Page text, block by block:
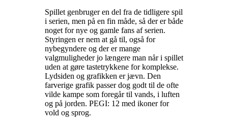
Spillet genbruger en del fra de tidligere spil
i serien, men på en fin måde, så der er både
noget for nye og gamle fans af serien.
Styringen er nem at gå til, også for
nybegyndere og der er mange
valgmuligheder jo længere man når i spillet
uden at gøre tastetrykkene for komplekse.
Lydsiden og grafikken er jævn. Den
farverige grafik passer dog godt til de ofte
vilde kampe som foregår til vands, i luften
og på jorden. PEGI: 12 med ikoner for
vold og sprog.